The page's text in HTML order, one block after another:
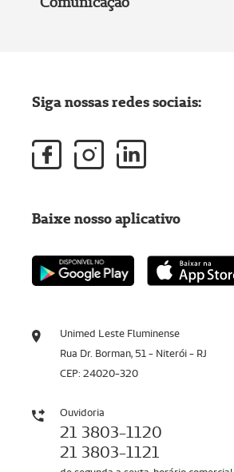
Unimed Leste Fluminense
Rua Dr. Borman, 51 - Niterói - RJ
CEP: 24020-320
Ouvidoria
21 3803-1120
21 3803-1121
Siga nossas redes sociais:
Baixe nosso aplicativo